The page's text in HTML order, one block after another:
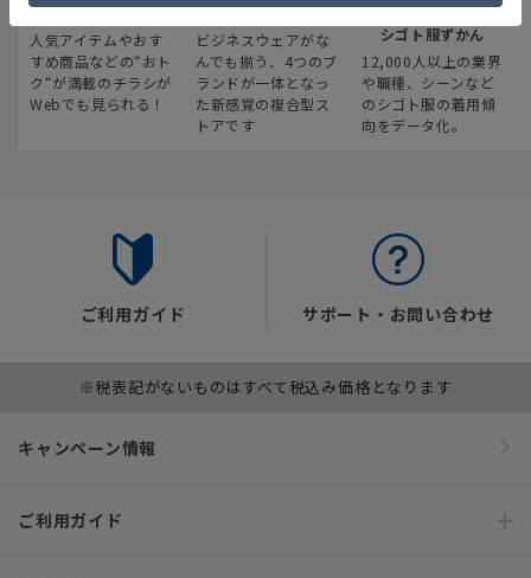
最新のお買い得情報
人気アイテムやおす
すめ商品などの“おト
ク“が満載のチラシが
Webでも見られる！
スーツスクエア
ビジネスウェアがな
んでも揃う、4つのブ
ランドが一体となっ
た新感覚の複合型ス
トアです
みんなの
シゴト服ずかん
12,000人以上の業界
や職種、シーンなど
のシゴト服の着用傾
向をデータ化。
ご利用ガイド サポート・お問い合わせ
※税表記がないものはすべて税込み価格となります
キャンペーン情報
ご利用ガイド